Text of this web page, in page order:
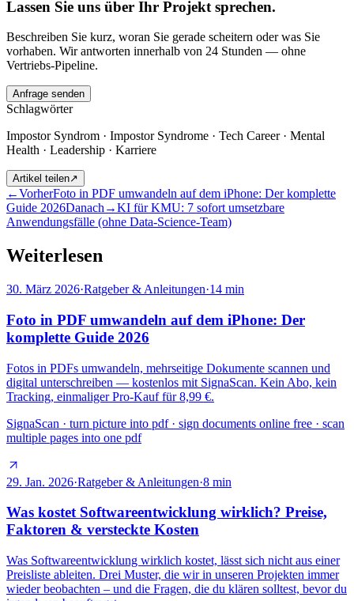
Lassen Sie uns über Ihr Projekt sprechen.
Beschreiben Sie kurz, woran Sie gerade scheitern oder was Sie
vorhaben. Wir antworten innerhalb von 24 Stunden — ohne
Vertriebs-Pipeline.
Anfrage senden
Schlagwörter
Impostor Syndrom · Impostor Syndrome · Tech Career · Mental
Health · Leadership · Karriere
Artikel teilen↗
←VorherFoto in PDF umwandeln auf dem iPhone: Der komplette
Guide 2026Danach →KI für KMU: 7 sofort umsetzbare
Anwendungsfälle (ohne Data-Science-Team)
Weiterlesen
30. März 2026·Ratgeber & Anleitungen·14 min
Foto in PDF umwandeln auf dem iPhone: Der
komplette Guide 2026
Fotos in PDFs umwandeln, mehrseitige Dokumente scannen und
digital unterschreiben — kostenlos mit SignaScan. Kein Abo, kein
Tracking, einmaliger Pro-Kauf für 8,99 €.
SignaScan · turn picture into pdf · sign documents online free · scan
multiple pages into one pdf
29. Jan. 2026·Ratgeber & Anleitungen·8 min
Was kostet Softwareentwicklung wirklich? Preise,
Faktoren & versteckte Kosten
Was Softwareentwicklung wirklich kostet, lässt sich nicht aus einer
Preisliste ableiten. Drei Muster, die wir in unseren Projekten immer
wieder beobachten – und die Fragen, die du klären solltest, bevor du